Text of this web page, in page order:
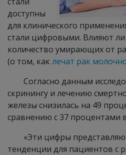
доступны
для клинического
стали цифровыми. Влияют
количество умирающих от
(о том, как лечат рак
Согласно данным
скринингу и лечению
железы снизилась на 49
сравнению с 37 процентами
«Эти цифры
тенденции для пациентов с